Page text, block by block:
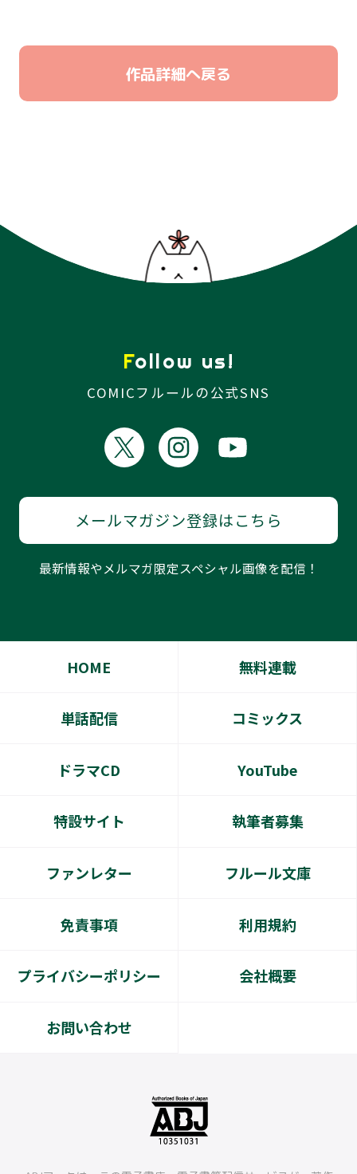
作品詳細へ戻る
Follow us!
COMICフルールの公式SNS
メールマガジン登録はこちら
最新情報やメルマガ限定スペシャル画像を配信！
HOME 無料連載
単話配信 コミックス
ドラマCD YouTube
特設サイト 執筆者募集
ファンレター フルール文庫
免責事項 利用規約
プライバシーポリシー 会社概要
お問い合わせ